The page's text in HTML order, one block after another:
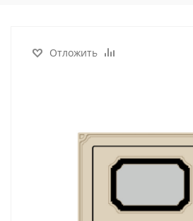
Отложить